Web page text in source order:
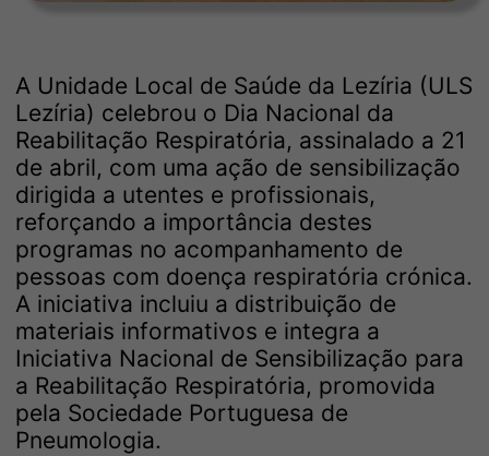
A Unidade Local de Saúde da Lezíria (ULS
Lezíria) celebrou o Dia Nacional da
Reabilitação Respiratória, assinalado a 21
de abril, com uma ação de sensibilização
dirigida a utentes e profissionais,
reforçando a importância destes
programas no acompanhamento de
pessoas com doença respiratória crónica.
A iniciativa incluiu a distribuição de
materiais informativos e integra a
Iniciativa Nacional de Sensibilização para
a Reabilitação Respiratória, promovida
pela Sociedade Portuguesa de
Pneumologia.